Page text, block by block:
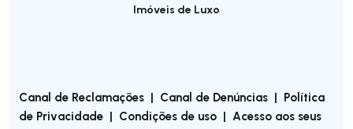
Imóveis de Luxo
Canal de Reclamações | Canal de Denúncias | Política
de Privacidade | Condições de uso | Acesso aos seus